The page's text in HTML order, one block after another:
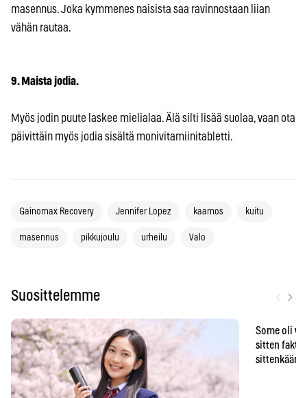
masennus. Joka kymmenes naisista saa ravinnostaan liian
vähän rautaa.
9. Maista jodia.
Myös jodin puute laskee mielialaa. Älä silti lisää suolaa, vaan ota
päivittäin myös jodia sisältä monivitamiinitabletti.
Gainomax Recovery Jennifer Lopez kaamos kuitu
masennus pikkujoulu urheilu Valo
Suosittelemme ›
Some oli
sitten
sittenkään